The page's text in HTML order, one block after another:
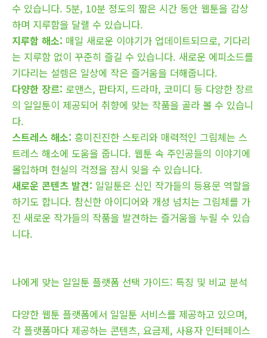
수 있습니다. 5분, 10분 정도의 짧은 시간 동안 웹툰을 감상
하며 지루함을 달랠 수 있습니다.
지루함 해소: 매일 새로운 이야기가 업데이트되므로, 기다리
는 지루함 없이 꾸준히 즐길 수 있습니다. 새로운 에피소드를
기다리는 설렘은 일상에 작은 즐거움을 더해줍니다.
다양한 장르: 로맨스, 판타지, 드라마, 코미디 등 다양한 장르
의 일일툰이 제공되어 취향에 맞는 작품을 골라 볼 수 있습니
다.
스트레스 해소: 흥미진진한 스토리와 매력적인 그림체는 스
트레스 해소에 도움을 줍니다. 웹툰 속 주인공들의 이야기에
몰입하며 현실의 걱정을 잠시 잊을 수 있습니다.
새로운 콘텐츠 발견: 일일툰은 신인 작가들의 등용문 역할을
하기도 합니다. 참신한 아이디어와 개성 넘치는 그림체를 가
진 새로운 작가들의 작품을 발견하는 즐거움을 누릴 수 있습
니다.
나에게 맞는 일일툰 플랫폼 선택 가이드: 특징 및 비교 분석
다양한 웹툰 플랫폼에서 일일툰 서비스를 제공하고 있으며,
각 플랫폼마다 제공하는 콘텐츠, 요금제, 사용자 인터페이스